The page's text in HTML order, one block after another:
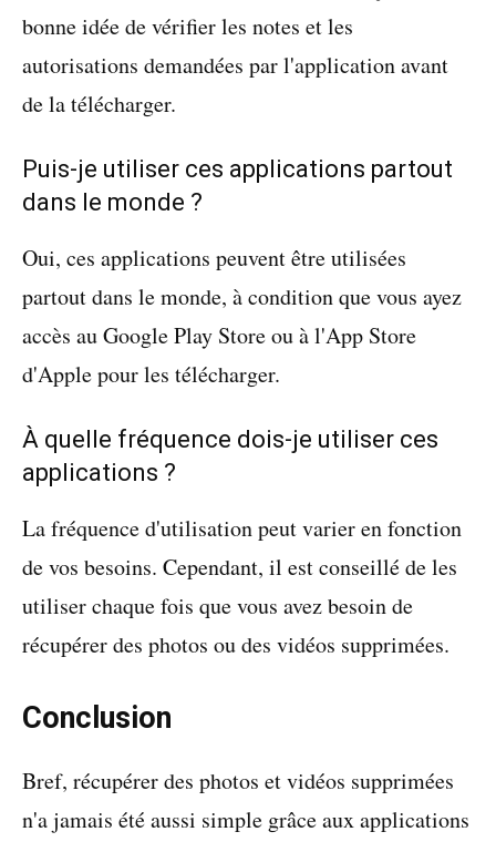
bonne idée de vérifier les notes et les
autorisations demandées par l'application avant
de la télécharger.
Puis-je utiliser ces applications partout
dans le monde ?
Oui, ces applications peuvent être utilisées
partout dans le monde, à condition que vous ayez
accès au Google Play Store ou à l'App Store
d'Apple pour les télécharger.
À quelle fréquence dois-je utiliser ces
applications ?
La fréquence d'utilisation peut varier en fonction
de vos besoins. Cependant, il est conseillé de les
utiliser chaque fois que vous avez besoin de
récupérer des photos ou des vidéos supprimées.
Conclusion
Bref, récupérer des photos et vidéos supprimées
n'a jamais été aussi simple grâce aux applications